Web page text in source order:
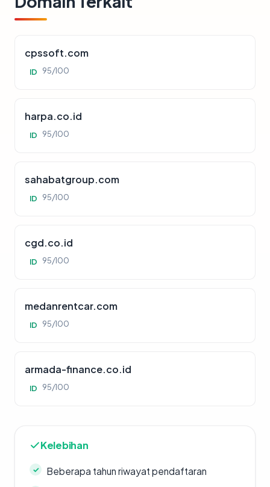
cpssoft.com
ID 95/100
harpa.co.id
ID 95/100
sahabatgroup.com
ID 95/100
cgd.co.id
ID 95/100
medanrentcar.com
ID 95/100
armada-finance.co.id
ID 95/100
Kelebihan
Beberapa tahun riwayat pendaftaran